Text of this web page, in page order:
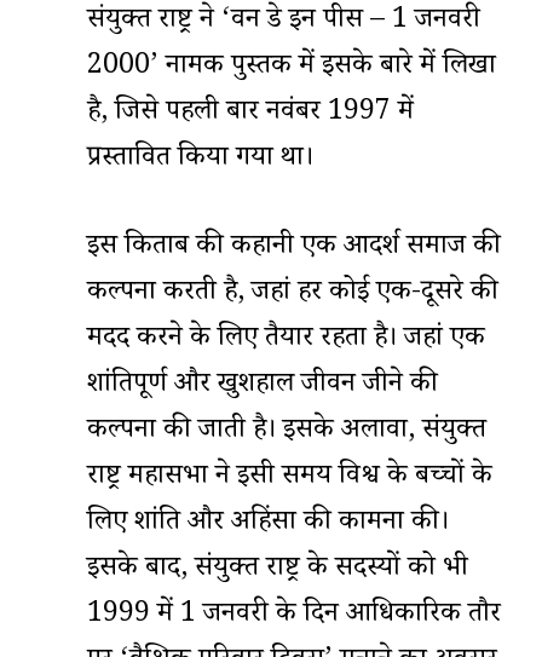
संयुक्त राष्ट्र ने ‘वन डे इन पीस – 1 जनवरी
2000’ नामक पुस्तक में इसके बारे में लिखा
है, जिसे पहली बार नवंबर 1997 में
प्रस्तावित किया गया था।
इस किताब की कहानी एक आदर्श समाज की
कल्पना करती है, जहां हर कोई एक-दूसरे की
मदद करने के लिए तैयार रहता है। जहां एक
शांतिपूर्ण और खुशहाल जीवन जीने की
कल्पना की जाती है। इसके अलावा, संयुक्त
राष्ट्र महासभा ने इसी समय विश्व के बच्चों के
लिए शांति और अहिंसा की कामना की।
इसके बाद, संयुक्त राष्ट्र के सदस्यों को भी
1999 में 1 जनवरी के दिन आधिकारिक तौर